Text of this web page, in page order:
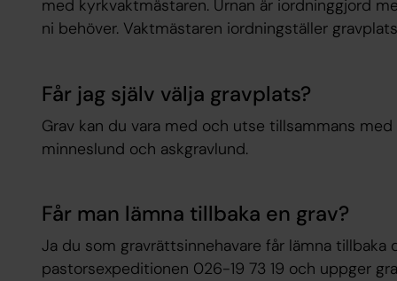
med kyrkvaktmästaren. Urnan är iordninggjord
ni behöver. Vaktmästaren iordningställer
Får jag själv välja gravplats?
Grav kan du vara med och utse tillsammans
minneslund och askgravlund.
Får man lämna tillbaka en grav?
Ja du som gravrättsinnehavare får lämna tillbaka
pastorsexpeditionen 026-19 73 19 och uppger